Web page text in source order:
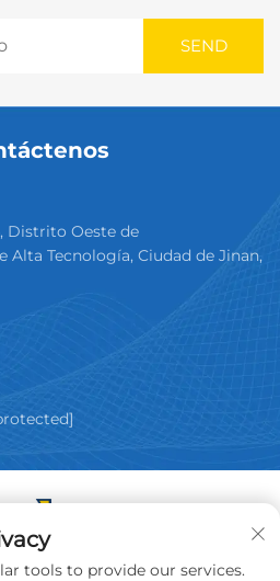
Distrito Oeste de
Alta Tecnología, Ciudad de Jinan,
Youpin Used Car
tools to provide our services.